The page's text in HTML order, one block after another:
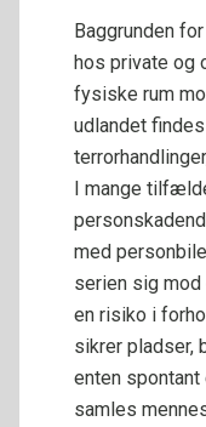
Baggrunden
hos private og
fysiske rum
udlandet
I mange
med
serien sig mod
en risiko i
sikrer pladser,
enten
samles